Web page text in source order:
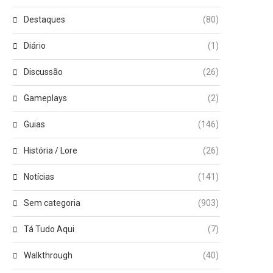
Destaques (80)
Diário (1)
Discussão (26)
Gameplays (2)
Guias (146)
História / Lore (26)
Notícias (141)
Sem categoria (903)
Tá Tudo Aqui (7)
Walkthrough (40)